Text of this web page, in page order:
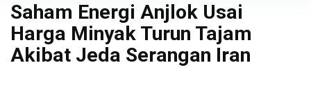
Saham Energi Anjlok Usai
Harga Minyak Turun Tajam
Akibat Jeda Serangan Iran